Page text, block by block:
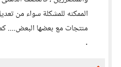
الممكنه للمشكلة سواء من
.